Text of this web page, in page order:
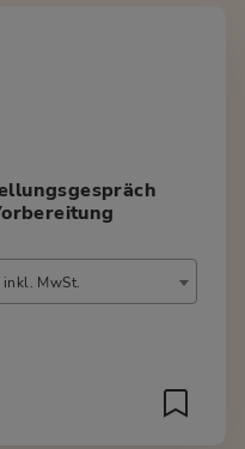
inkl. MwSt.